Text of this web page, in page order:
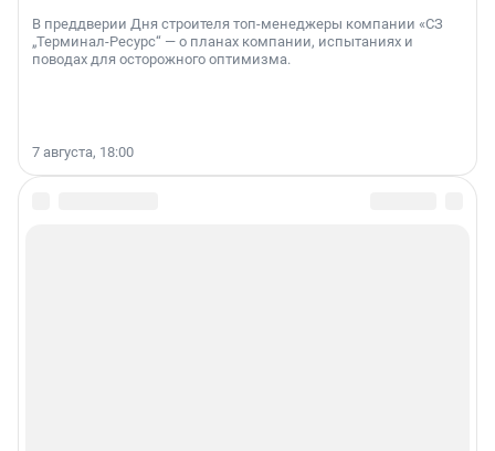
В преддверии Дня строителя топ-менеджеры компании «СЗ
„Терминал-Ресурс“ — о планах компании, испытаниях и
поводах для осторожного оптимизма.
7 августа, 18:00